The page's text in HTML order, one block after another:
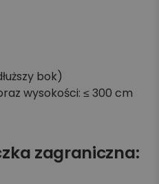
bok)
wysokości: ≤ 300 cm
zagraniczna: